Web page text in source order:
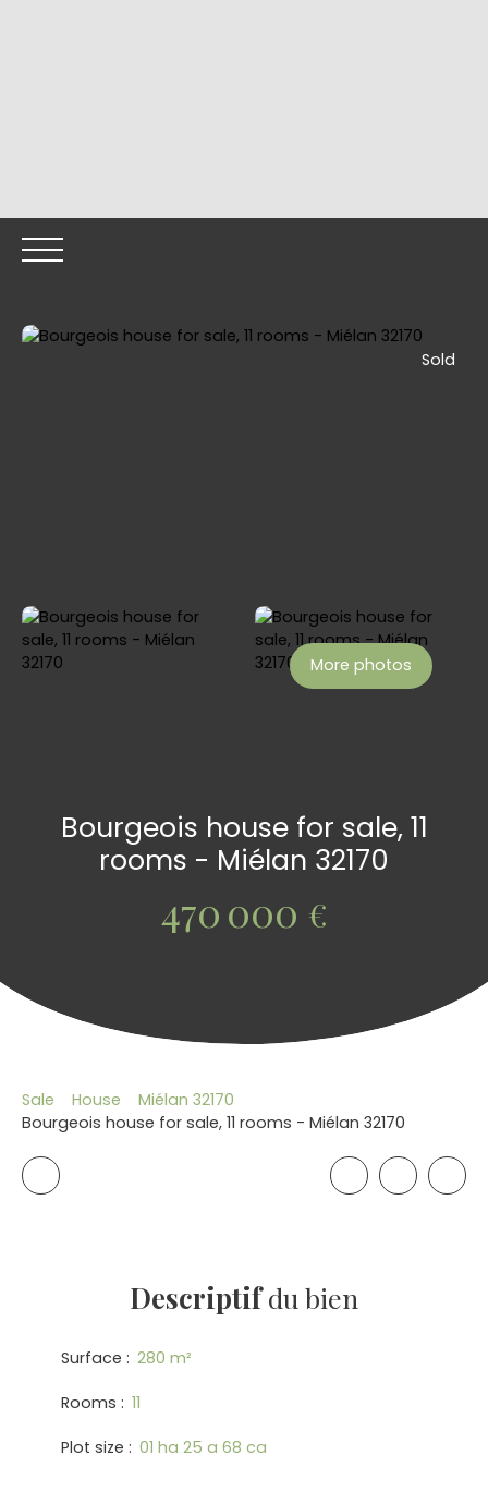
Sold
More photos
Bourgeois house for sale, 11
rooms - Miélan 32170
470 000 €
Sale House
Miélan 32170
Bourgeois house for sale, 11 rooms - Miélan 32170
Descriptifdu bien
Surface : 280 m²
Rooms : 11
Plot size : 01 ha 25 a 68 ca